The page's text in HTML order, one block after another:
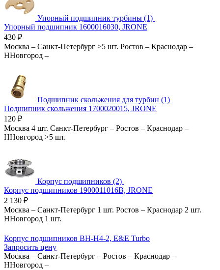
Упорный подшипник турбины (1)
Упорный подшипник 1600016030, JRONE
430 ₽
Москва – Санкт-Петербург >5 шт. Ростов – Краснодар –
ННовгород –
Подшипник скольжения для турбин (1)
Подшипник скольжения 1700020015, JRONE
120 ₽
Москва 4 шт. Санкт-Петербург – Ростов – Краснодар –
ННовгород >5 шт.
Корпус подшипников (2)
Корпус подшипников 1900011016B, JRONE
2 130 ₽
Москва – Санкт-Петербург 1 шт. Ростов – Краснодар 2 шт.
ННовгород 1 шт.
Корпус подшипников BH-H4-2, E&E Turbo
Запросить цену
Москва – Санкт-Петербург – Ростов – Краснодар –
ННовгород –